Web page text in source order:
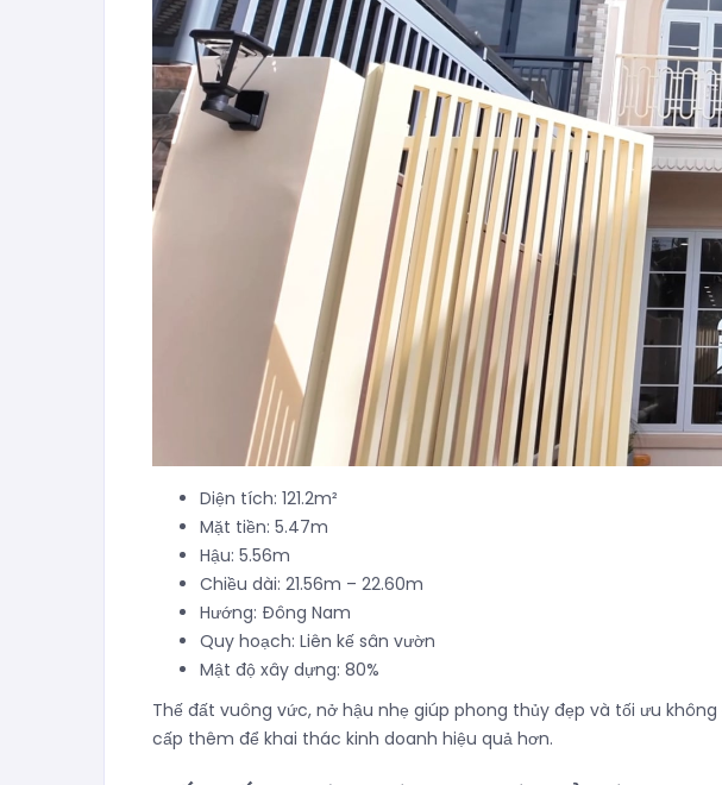
Diện tích: 121.2m²
Mặt tiền: 5.47m
Hậu: 5.56m
Chiều dài: 21.56m – 22.60m
Hướng: Đông Nam
Quy hoạch: Liên kế sân vườn
Mật độ xây dựng: 80%
Thế đất vuông vức, nở hậu nhẹ giúp phong thủy đẹp và tối ưu
cấp thêm để khai thác kinh doanh hiệu quả hơn.